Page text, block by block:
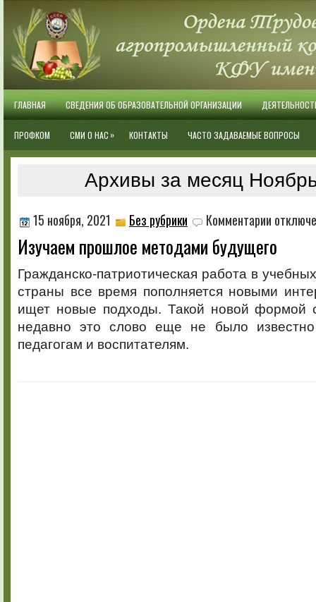
ГЛАВНАЯ СВЕДЕНИЯ ОБ ОБРАЗОВАТЕЛЬНОЙ ОРГАНИЗАЦИИ
ПРОФКОМ СМИ О НАС » КОНТАКТЫ ЧАСТО ЗАДАВАЕМЫЕ ВОПРОСЫ
Архивы за месяц
15 ноября, 2021 Без рубрики Комментарии записи
Изучаем
прошлое
методами
будущего
Изучаем прошлое методами будущего
Гражданско-патриотическая работа в
страны все время пополняется новыми
ищет новые подходы. Такой новой формой
недавно это слово еще не было
педагогам и воспитателям.